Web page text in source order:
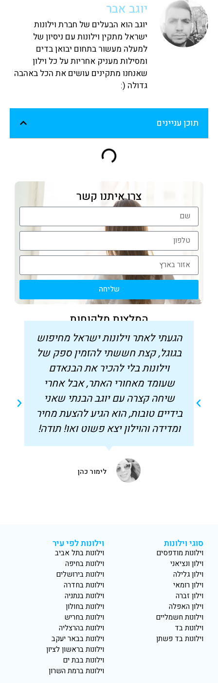
תוכן עניינים
צרו איתנו קשר
שליחה
המלצות מלקוחות
הגעתי לאתר וילונות ישראל מחיפוש
בגוגל, קצת חששתי להזמין ספק של
וילונות בלי להכיר את הבנאדם
שעומד מאחורי האתר, אבל אחרי
שיחה קצרה עם יוגב הבנתי שאני
בידיים טובות, הוא הגיע להצעת מחיר
ומדידה והוילון יצא פשוט ואו! תודה!
לימור כהן
יוגב אבר
יוגב הוא הבעלים של חברת וילונות
ישראל מתקין וילונות עם ניסיון של
למעלה מעשור בתחום יבואן בדים
ומסילות מעניק אחריות על כל וילון
שאנחנו מתקינים עושים את הכל באהבה
גדולה (:
סוגי וילונות
וילונות מודפסים
וילון ונציאני
וילון גלילה
וילון רומאי
וילון זברה
וילון האפלה
וילונות חשמליים
וילונות בד
וילונות בד פשתן
וילונות לפי עיר
וילונות בתל אביב
וילונות בחיפה
וילונות בירושלים
וילונות בחדרה
וילונות בנתניה
וילונות בחולון
וילונות בחריש
וילונות בהרצליה
וילונות בבאר יעקב
וילונות בראשון לציון
וילונות בבת ים
וילונות ברמת השרון